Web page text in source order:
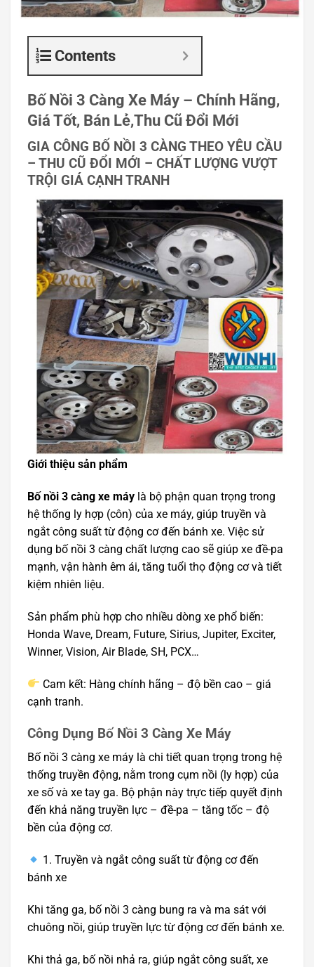
Contents
Bố Nồi 3 Càng Xe Máy – Chính Hãng,
Giá Tốt, Bán Lẻ,Thu Cũ Đổi Mới
GIA CÔNG BỐ NỒI 3 CÀNG THEO YÊU CẦU
– THU CŨ ĐỔI MỚI – CHẤT LƯỢNG VƯỢT
TRỘI GIÁ CẠNH TRANH
Giới thiệu sản phẩm
Bố nồi 3 càng xe máy là bộ phận quan trọng trong
hệ thống ly hợp (côn) của xe máy, giúp truyền và
ngắt công suất từ động cơ đến bánh xe. Việc sử
dụng bố nồi 3 càng chất lượng cao sẽ giúp xe đề-pa
mạnh, vận hành êm ái, tăng tuổi thọ động cơ và tiết
kiệm nhiên liệu.
Sản phẩm phù hợp cho nhiều dòng xe phổ biến:
Honda Wave, Dream, Future, Sirius, Jupiter, Exciter,
Winner, Vision, Air Blade, SH, PCX…
Cam kết: Hàng chính hãng – độ bền cao – giá
cạnh tranh.
Công Dụng Bố Nồi 3 Càng Xe Máy
Bố nồi 3 càng xe máy là chi tiết quan trọng trong hệ
thống truyền động, nằm trong cụm nồi (ly hợp) của
xe số và xe tay ga. Bộ phận này trực tiếp quyết định
đến khả năng truyền lực – đề-pa – tăng tốc – độ
bền của động cơ.
1. Truyền và ngắt công suất từ động cơ đến
bánh xe
Khi tăng ga, bố nồi 3 càng bung ra và ma sát với
chuông nồi, giúp truyền lực từ động cơ đến bánh xe.
Khi thả ga, bố nồi nhả ra, giúp ngắt công suất, xe